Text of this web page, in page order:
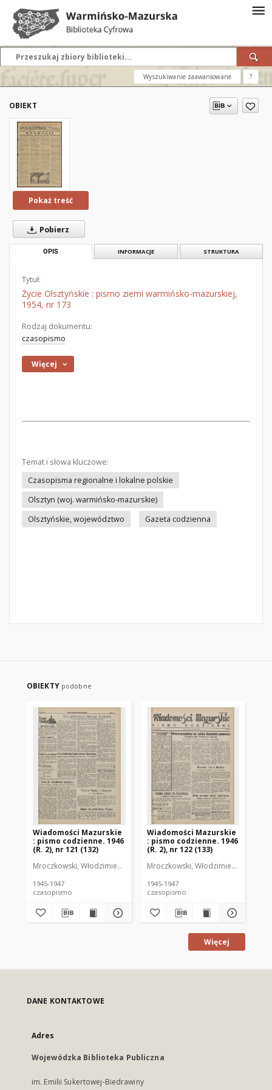
Wyszukiwanie zaawansowane ?
OBIEKT
Pokaż treść
Pobierz
OPIS INFORMACJE STRUKTURA
Tytuł:
Życie Olsztyńskie : pismo ziemi warmińsko-mazurskiej,
1954, nr 173
Rodzaj dokumentu:
czasopismo
Więcej
Temat i słowa kluczowe:
Czasopisma regionalne i lokalne polskie
Olsztyn (woj. warmińsko-mazurskie)
Olsztyńskie, województwo
Gazeta codzienna
OBIEKTY podobne
Wiadomości Mazurskie
: pismo codzienne. 1946
(R. 2), nr 121 (132)
Mroczkowski, Włodzimierz (1902-1971). Redaktor
1945-1947
czasopismo
Wiadomości Mazurskie
: pismo codzienne. 1946
(R. 2), nr 122 (133)
Mroczkowski, Włodzimierz (1902-
1945-1947
czasopismo
Więcej
DANE KONTAKTOWE
Adres
Wojewódzka Biblioteka Publiczna
im. Emilii Sukertowej-Biedrawiny